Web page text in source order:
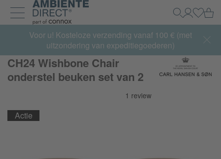
Home
Navigatie uit- en inklappen
Zoeken
Mijn
Summer Sale:met tot 65% korting >> nu bestellen
Voor u! Kosteloze verzending vanaf 100 € (met
uitzondering van expeditiegoederen)
CH24 Wishbone Chair
onderstel beuken set van 2
Actie